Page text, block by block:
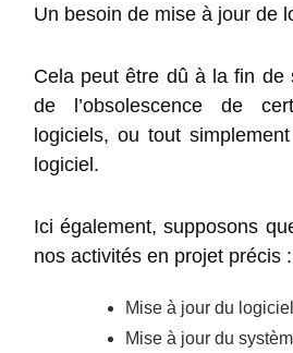
Un besoin de mise à jour de
Cela peut être dû à la fin de
de l’obsolescence de
logiciels, ou tout
logiciel.
Ici également, supposons
nos activités en projet précis :
Mise à jour du
Mise à jour du